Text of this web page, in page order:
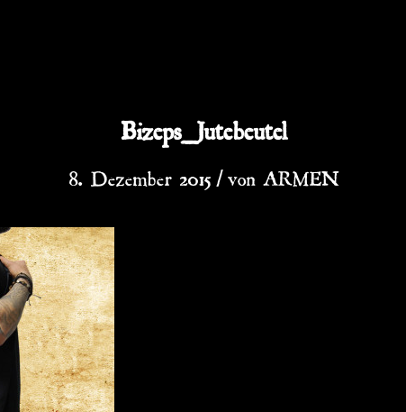
Bizeps_Jutebeutel
8. Dezember 2015 / ARMEN